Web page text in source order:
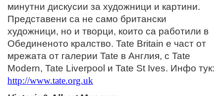
минутни дискусии за художници и картини.
Представени са не само британски
художници, но и творци, които са работили в
Обединеното кралство. Tate Britain е част от
мрежата от галерии Tate в Англия, с Tate
Modern, Tate Liverpool и Tate St Ives. Инфо тук:
http://www.tate.org.uk